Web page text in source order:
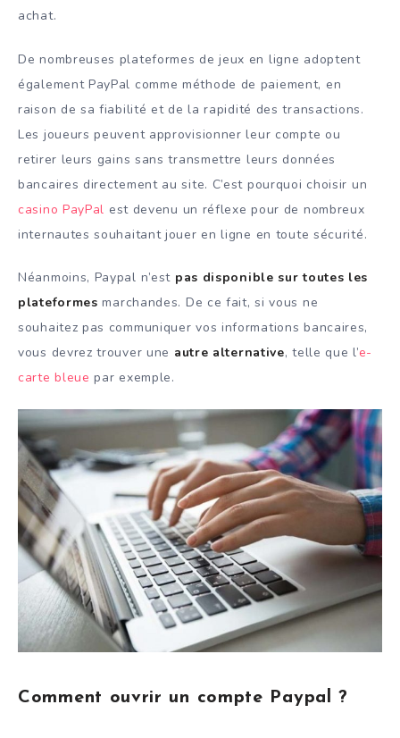
achat.
De nombreuses plateformes de jeux en ligne adoptent
également PayPal comme méthode de paiement, en
raison de sa fiabilité et de la rapidité des transactions.
Les joueurs peuvent approvisionner leur compte ou
retirer leurs gains sans transmettre leurs données
bancaires directement au site. C’est pourquoi choisir un
casino PayPal est devenu un réflexe pour de nombreux
internautes souhaitant jouer en ligne en toute sécurité.
Néanmoins, Paypal n’est pas disponible sur toutes les
plateformes marchandes. De ce fait, si vous ne
souhaitez pas communiquer vos informations bancaires,
vous devrez trouver une autre alternative, telle que l’e-
carte bleue par exemple.
Comment ouvrir un compte Paypal ?